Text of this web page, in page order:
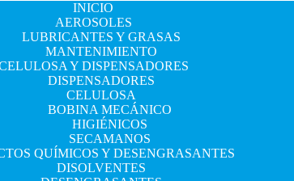
INICIO
AEROSOLES
LUBRICANTES Y GRASAS
MANTENIMIENTO
Y DISPENSADORES
DISPENSADORES
CELULOSA
BOBINA MECÁNICO
HIGIÉNICOS
SECAMANOS
QUÍMICOS Y DESENGRASANTES
DISOLVENTES